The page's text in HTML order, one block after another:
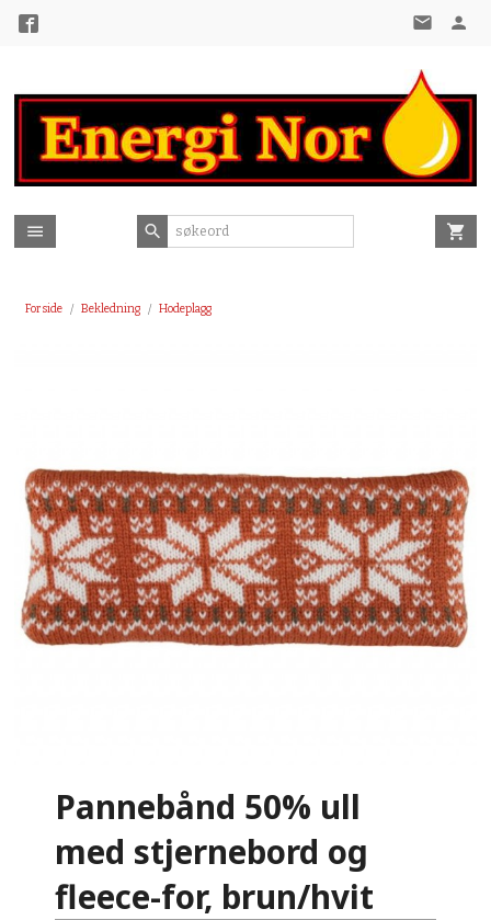
Forside Bekledning Hodeplagg
Pannebånd 50% ull
med stjernebord og
fleece-for, brun/hvit